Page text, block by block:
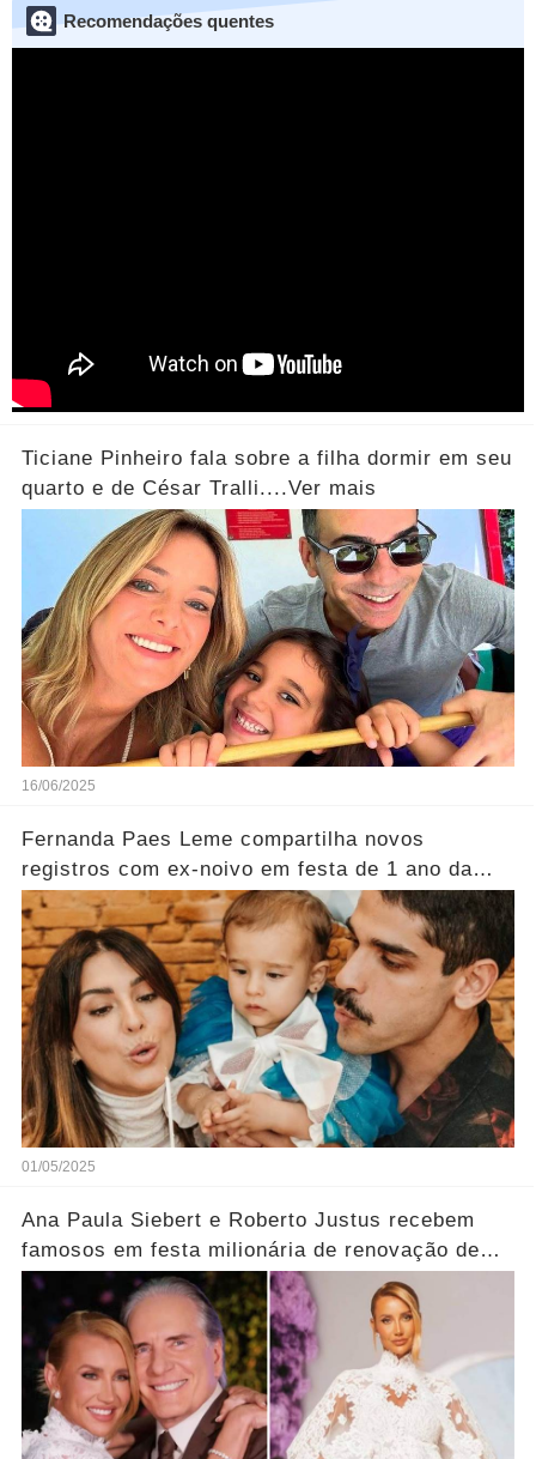
Recomendações quentes
Ticiane Pinheiro fala sobre a filha dormir em seu
quarto e de César Tralli....Ver mais
16/06/2025
Fernanda Paes Leme compartilha novos
registros com ex-noivo em festa de 1 ano da
filha
01/05/2025
Ana Paula Siebert e Roberto Justus recebem
famosos em festa milionária de renovação de
votos; veja looks